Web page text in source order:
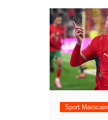
Sport Marocain